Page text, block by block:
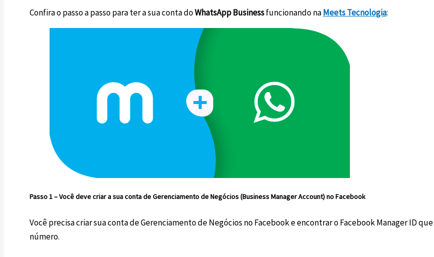
Confira o passo a passo para ter a sua conta doWhatsApp Businessfuncionando naMeets Tecnologia:
Passo 1 –Você deve criar a sua conta de Gerenciamento de Negócios (Business Manager Account) no Facebook
Você precisa criar sua conta de Gerenciamento de Negócios no Facebook e encontrar o Facebook Manager ID
número.